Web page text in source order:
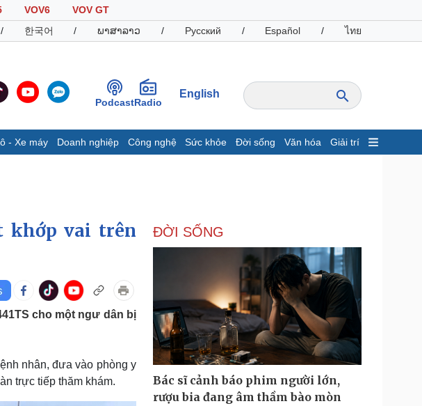
VOV6
VOV GT
/ 한국어 / ພາສາລາວ / Русский / Español / ไทย
PodcastRadio
English
- Xe máy Doanh nghiệp Công nghệ Sức khỏe Đời sống Văn hóa Giải trí
Giá cà phê
máy
Doanh nghiệp
Thông tin doanh nghiệp
Doanh nghiệp 24h
Doanh nhân
Vì cộng đồng
Công nghệ
Sành điệu
Tin Công nghệ
Trải nghiệm
Chuyển đổi số
Du lịch
Podcast
khớp vai trên
cho một ngư dân bị
nhân, đưa vào phòng y
trực tiếp thăm khám.
ĐỜI SỐNG
Bác sĩ cảnh báo phim người lớn,
rượu bia đang âm thầm bào mòn